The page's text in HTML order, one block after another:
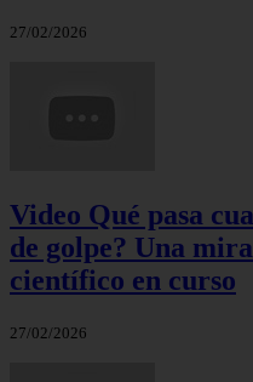
27/02/2026
Video Qué pasa
de golpe? Una
científico en curso
27/02/2026